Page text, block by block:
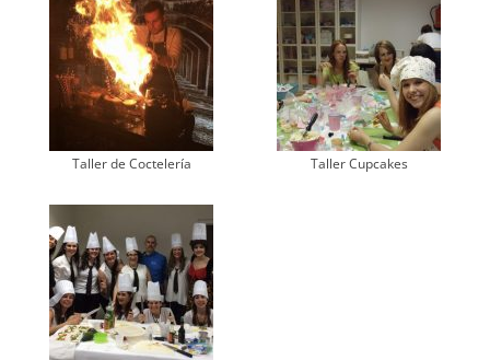
Taller de Coctelería Taller Cupcakes